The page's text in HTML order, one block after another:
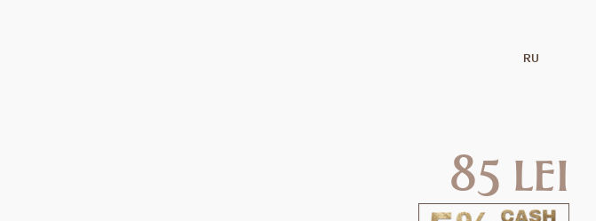
RU
85 lei